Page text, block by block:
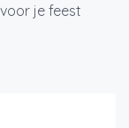
je feest